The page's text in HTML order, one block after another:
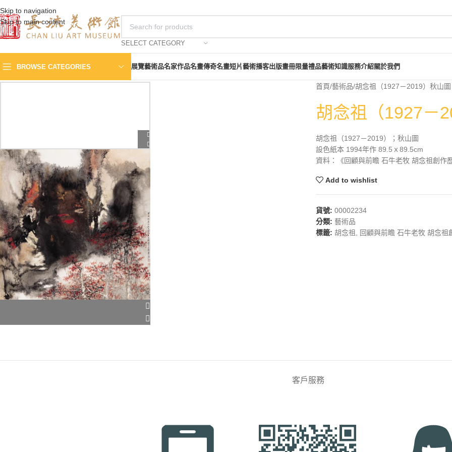
Skip to navigation
Skip to main content
SELECT CATEGORY
BROWSE CATEGORIES 展覽藝術品名家作品名畫傳奇名畫短片藝術播客出版畫冊限量禮品藝術知識服務介紹關於我們
首頁 藝術品 胡念祖（1927－2019）秋山圖
胡念祖（1927－
胡念祖（1927－2019）；秋山圖
設色紙本 1994年作 89.5ｘ89.5cm
資料：《回顧與前瞻 石牛老牧 胡念祖創作
Add to wishlist
貨號: 00002234
分類: 藝術品
標籤: 胡念祖 回顧與前瞻 石牛老牧 胡念祖
客戶服務